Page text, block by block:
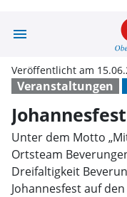
menu
Veranstaltungen
Veröffentlicht am
Johannesfest
Unter dem Motto
Ortsteam
Dreifaltigkeit
Johannesfest auf